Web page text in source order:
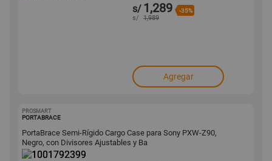
s/ 1,289 -35%
s/ 1,989
Agregar
PROSMART
PORTABRACE
PortaBrace Semi-Rígido Cargo Case para Sony PXW-Z90,
Negro, con Divisores Ajustables y Ba